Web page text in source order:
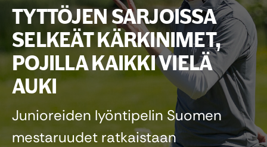
TYTTÖJEN SARJOISSA
SELKEÄT KÄRKINIMET,
POJILLA KAIKKI VIELÄ
AUKI
Junioreiden lyöntipelin Suomen
mestaruudet ratkaistaan